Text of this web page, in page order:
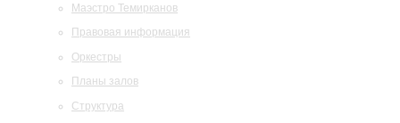
Маэстро Темирканов
Правовая информация
Оркестры
Планы залов
Структура